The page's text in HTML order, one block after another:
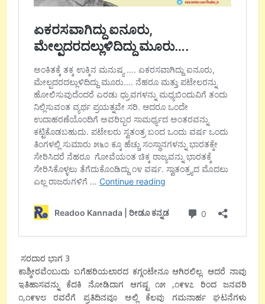
ಸರದಾರ ಭಾಗ 3
ಕಾಶ್ಮೀರವೆಂಬುದು ಬಗೆಹರಿಯಲಾರದ ಕಗ್ಗಂಟೇನೂ ಆಗಿರಲಿಲ್ಲ. ಆದರೆ ನಾವು
ಇತಿಹಾಸವನ್ನು ಕೆದಕಿ ನೋಡಿದಾಗ ಆಗಷ್ಟ ೧೫ ,೧೯೪೭ ರಿಂದ ಜನವರಿ
೧,೧೯೪೮ ರವರೆಗೆ ಪ್ರತಿದಿನವೂ ಅಲ್ಲಿ ಕೆಲವು ಗಮನಾರ್ಹ ಘಟನೆಗಳು